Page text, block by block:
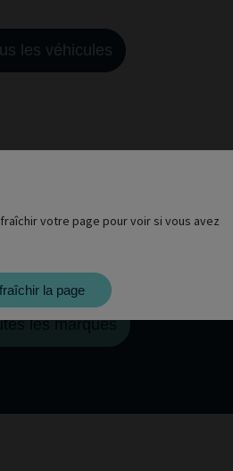
les véhicules
d'autres marques
les marques
votre page pour voir si vous avez
la page